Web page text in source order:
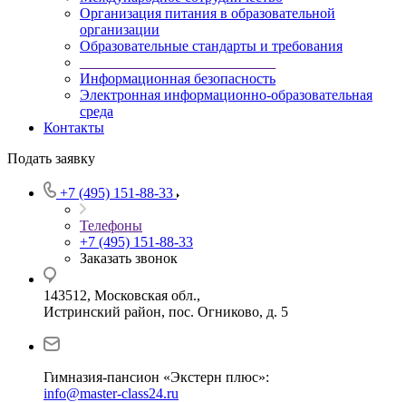
Организация питания в образовательной
организации
Образовательные стандарты и требования
Информационная безопасность
Электронная информационно-образовательная
среда
Контакты
Подать заявку
+7 (495) 151-88-33
Телефоны
+7 (495) 151-88-33
Заказать звонок
143512, Московская обл.,
Истринский район, пос. Огниково, д. 5
Гимназия-пансион «Экстерн плюс»:
info@master-class24.ru